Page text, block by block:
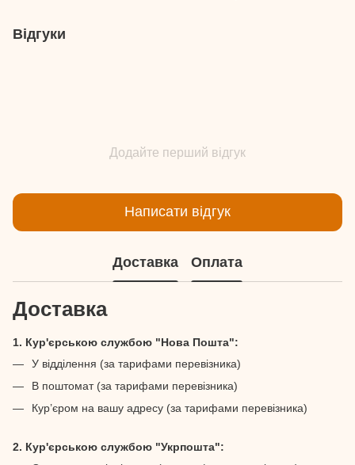
Відгуки
Додайте перший відгук
Написати відгук
Доставка Оплата
Доставка
1. Кур'єрською службою "Нова Пошта":
У відділення (за тарифами перевізника)
В поштомат (за тарифами перевізника)
Кур’єром на вашу адресу (за тарифами перевізника)
2. Кур'єрською службою "Укрпошта":